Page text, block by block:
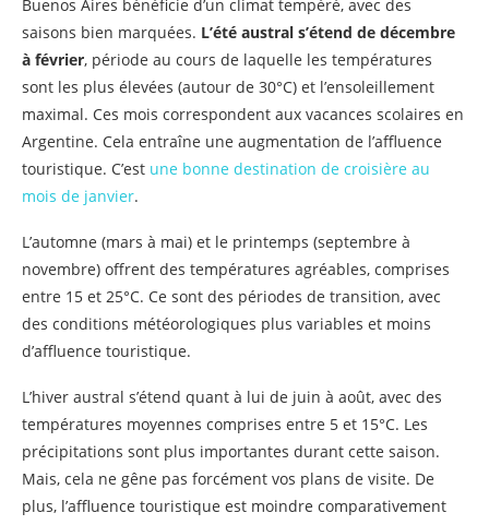
Buenos Aires bénéficie d’un climat tempéré, avec des
saisons bien marquées. L’été austral s’étend de décembre
à février, période au cours de laquelle les températures
sont les plus élevées (autour de 30°C) et l’ensoleillement
maximal. Ces mois correspondent aux vacances scolaires en
Argentine. Cela entraîne une augmentation de l’affluence
touristique. C’est une bonne destination de croisière au
mois de janvier.
L’automne (mars à mai) et le printemps (septembre à
novembre) offrent des températures agréables, comprises
entre 15 et 25°C. Ce sont des périodes de transition, avec
des conditions météorologiques plus variables et moins
d’affluence touristique.
L’hiver austral s’étend quant à lui de juin à août, avec des
températures moyennes comprises entre 5 et 15°C. Les
précipitations sont plus importantes durant cette saison.
Mais, cela ne gêne pas forcément vos plans de visite. De
plus, l’affluence touristique est moindre comparativement